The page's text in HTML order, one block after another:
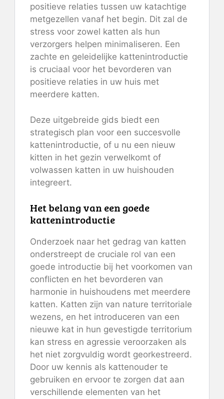
positieve relaties tussen uw katachtige
metgezellen vanaf het begin. Dit zal de
stress voor zowel katten als hun
verzorgers helpen minimaliseren. Een
zachte en geleidelijke kattenintroductie
is cruciaal voor het bevorderen van
positieve relaties in uw huis met
meerdere katten.
Deze uitgebreide gids biedt een
strategisch plan voor een succesvolle
kattenintroductie, of u nu een nieuw
kitten in het gezin verwelkomt of
volwassen katten in uw huishouden
integreert.
Het belang van een goede
kattenintroductie
Onderzoek naar het gedrag van katten
onderstreept de cruciale rol van een
goede introductie bij het voorkomen van
conflicten en het bevorderen van
harmonie in huishoudens met meerdere
katten. Katten zijn van nature territoriale
wezens, en het introduceren van een
nieuwe kat in hun gevestigde territorium
kan stress en agressie veroorzaken als
het niet zorgvuldig wordt georkestreerd.
Door uw kennis als kattenouder te
gebruiken en ervoor te zorgen dat aan
verschillende elementen van het